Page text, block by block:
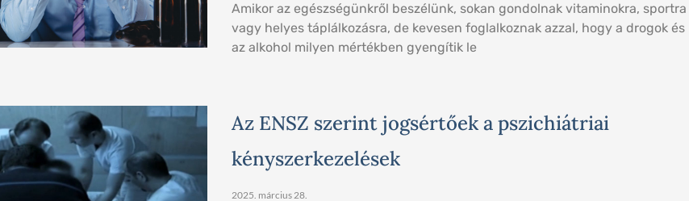
Amikor az egészségünkről beszélünk, sokan gondolnak vitaminokra, sportra
vagy helyes táplálkozásra, de kevesen foglalkoznak azzal, hogy a drogok és
az alkohol milyen mértékben gyengítik le
Az ENSZ szerint jogsértőek a pszichiátriai
kényszerkezelések
2025. március 28.